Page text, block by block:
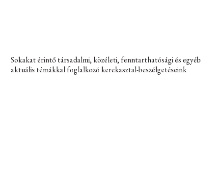
Sokakat érintő társadalmi, közéleti, fenntarthatósági és egyéb
aktuális témákkal foglalkozó kerekasztal-beszélgetéseink